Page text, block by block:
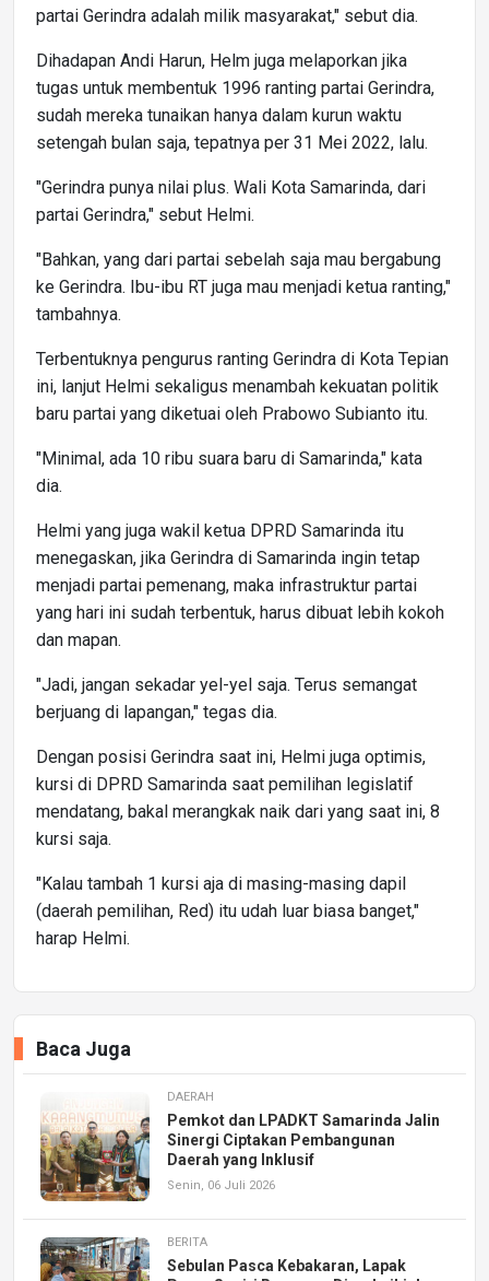
partai Gerindra adalah milik masyarakat," sebut dia.
Dihadapan Andi Harun, Helm juga melaporkan jika
tugas untuk membentuk 1996 ranting partai Gerindra,
sudah mereka tunaikan hanya dalam kurun waktu
setengah bulan saja, tepatnya per 31 Mei 2022, lalu.
"Gerindra punya nilai plus. Wali Kota Samarinda, dari
partai Gerindra," sebut Helmi.
"Bahkan, yang dari partai sebelah saja mau bergabung
ke Gerindra. Ibu-ibu RT juga mau menjadi ketua ranting,"
tambahnya.
Terbentuknya pengurus ranting Gerindra di Kota Tepian
ini, lanjut Helmi sekaligus menambah kekuatan politik
baru partai yang diketuai oleh Prabowo Subianto itu.
"Minimal, ada 10 ribu suara baru di Samarinda," kata
dia.
Helmi yang juga wakil ketua DPRD Samarinda itu
menegaskan, jika Gerindra di Samarinda ingin tetap
menjadi partai pemenang, maka infrastruktur partai
yang hari ini sudah terbentuk, harus dibuat lebih kokoh
dan mapan.
"Jadi, jangan sekadar yel-yel saja. Terus semangat
berjuang di lapangan," tegas dia.
Dengan posisi Gerindra saat ini, Helmi juga optimis,
kursi di DPRD Samarinda saat pemilihan legislatif
mendatang, bakal merangkak naik dari yang saat ini, 8
kursi saja.
"Kalau tambah 1 kursi aja di masing-masing dapil
(daerah pemilihan, Red) itu udah luar biasa banget,"
harap Helmi.
Baca Juga
DAERAH
Pemkot dan LPADKT Samarinda Jalin
Sinergi Ciptakan Pembangunan
Daerah yang Inklusif
Senin, 06 Juli 2026
BERITA
Sebulan Pasca Kebakaran, Lapak